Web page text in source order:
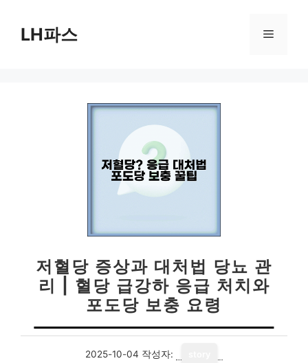
LH파스 메
저혈당 증상과 대처법 당뇨 관
리 | 혈당 급강하 응급 처치와
포도당 보충 요령
2025-10-04 작성자: